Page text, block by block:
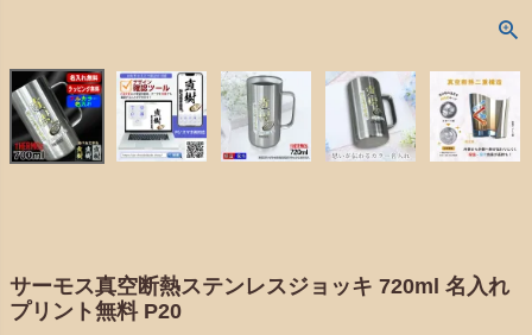
サーモス真空断熱ステンレスジョッキ 720ml 名入れ
プリント無料 P20